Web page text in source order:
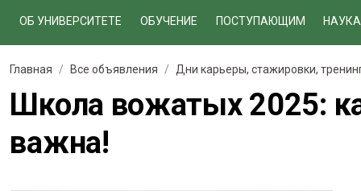
ОБ УНИВЕРСИТЕТЕ ОБУЧЕНИЕ ПОСТУПАЮЩИМ
Главная Все объявления Дни карьеры, стажировки,
Школа вожатых 2025:
важна!